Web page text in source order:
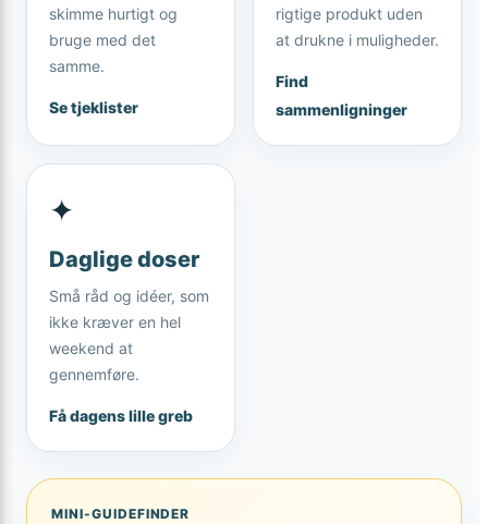
skimme hurtigt og
bruge med det
samme.
Se tjeklister
rigtige produkt uden
at drukne i muligheder.
Find
sammenligninger
✦
Daglige doser
Små råd og idéer, som
ikke kræver en hel
weekend at
gennemføre.
Få dagens lille greb
MINI-GUIDEFINDER